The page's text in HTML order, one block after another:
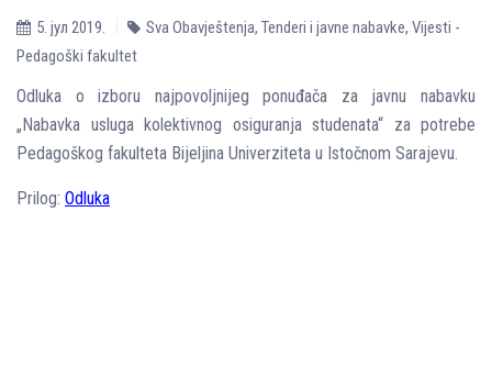
5. јул 2019. Sva Obavještenja, Tenderi i javne nabavke, Vijesti -
Pedagoški fakultet
Odluka o izboru najpovoljnijeg ponuđača za javnu nabavku
„Nabavka usluga kolektivnog osiguranja studenata“ za potrebe
Pedagoškog fakulteta Bijeljina Univerziteta u Istočnom Sarajevu.
Prilog: Odluka